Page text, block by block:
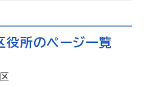
役所のページ一覧